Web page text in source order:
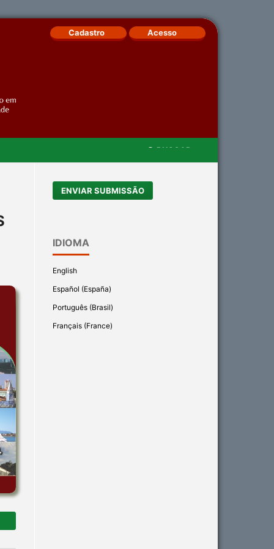
BUSCAR
Cadastro Acesso
ENVIAR SUBMISSÃO
IDIOMA
English
Español (España)
Português (Brasil)
Français (France)